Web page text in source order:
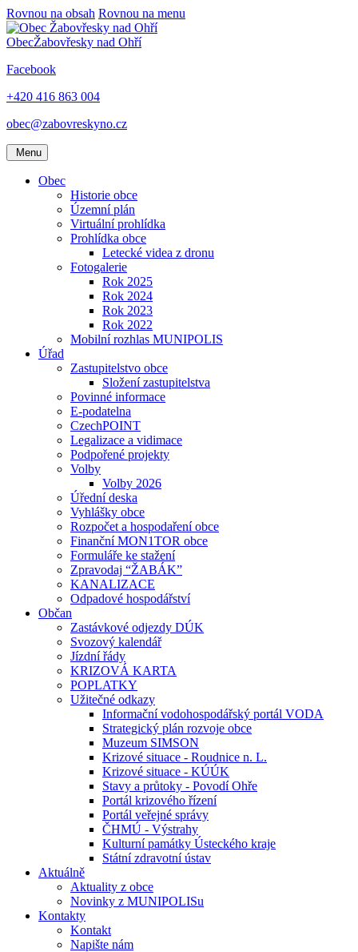
Rovnou na obsah Rovnou na menu
ObecŽabovřesky nad Ohří
Facebook
+420 416 863 004
obec@zabovreskyno.cz
Menu
Obec
Historie obce
Územní plán
Virtuální prohlídka
Prohlídka obce
Letecké videa z dronu
Fotogalerie
Rok 2025
Rok 2024
Rok 2023
Rok 2022
Mobilní rozhlas MUNIPOLIS
Úřad
Zastupitelstvo obce
Složení zastupitelstva
Povinné informace
E-podatelna
CzechPOINT
Legalizace a vidimace
Podpořené projekty
Volby
Volby 2026
Úřední deska
Vyhlášky obce
Rozpočet a hospodaření obce
Finanční MON1TOR obce
Formuláře ke stažení
Zpravodaj “ŽABÁK”
KANALIZACE
Odpadové hospodářství
Občan
Zastávkové odjezdy DÚK
Svozový kalendář
Jízdní řády
KRIZOVÁ KARTA
POPLATKY
Užitečné odkazy
Informační vodohospodářský portál VODA
Strategický plán rozvoje obce
Muzeum SIMSON
Krizové situace - Roudnice n. L.
Krizové situace - KÚÚK
Stavy a průtoky - Povodí Ohře
Portál krizového řízení
Portál veřejné správy
ČHMÚ - Výstrahy
Kulturní památky Ústeckého kraje
Státní zdravotní ústav
Aktuálně
Aktuality z obce
Novinky z MUNIPOLISu
Kontakty
Kontakt
Napište nám